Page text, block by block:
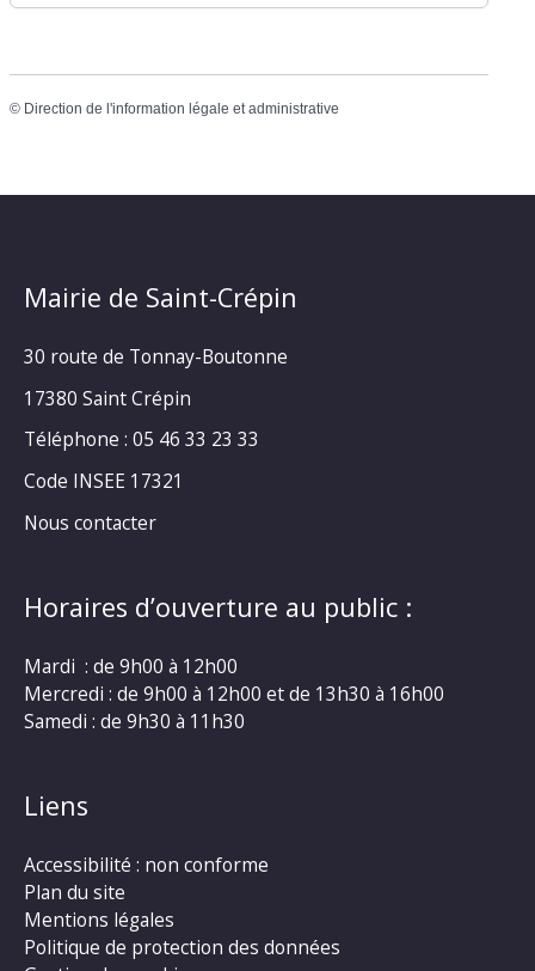
© Direction de l'information légale et administrative
Mairie de Saint-Crépin
30 route de Tonnay-Boutonne
17380 Saint Crépin
Téléphone : 05 46 33 23 33
Code INSEE 17321
Nous contacter
Horaires d’ouverture au public :
Mardi : de 9h00 à 12h00
Mercredi : de 9h00 à 12h00 et de 13h30 à 16h00
Samedi : de 9h30 à 11h30
Liens
Accessibilité : non conforme
Plan du site
Mentions légales
Politique de protection des données